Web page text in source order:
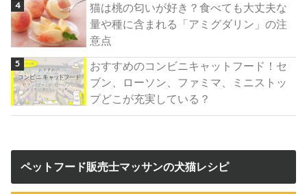
猫は桃の匂いが好き？食べても大丈夫な
量や種に含まれる「アミグダリン」の注
意点
おすすめのコンビニキャットフード！セ
ブン、ローソン、ファミマ、ミニストッ
プどこが充実している？
ペットフード販売士マッサンの犬猫レシピ